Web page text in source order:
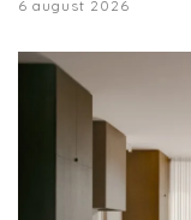
6 august 2026